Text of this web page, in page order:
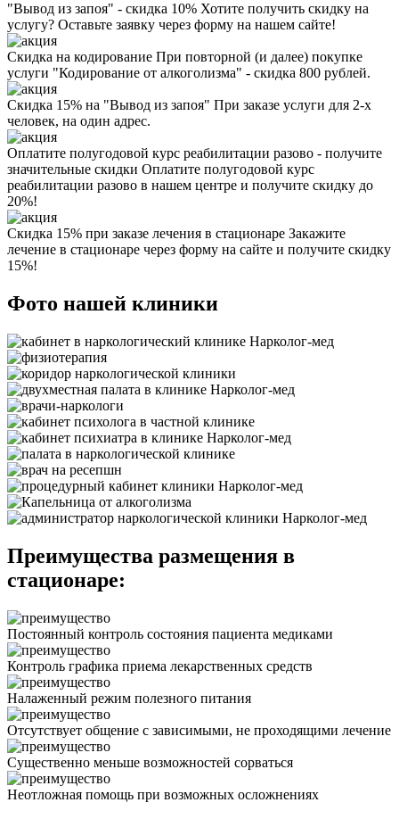
"Вывод из запоя" - скидка 10% Хотите получить скидку на
услугу? Оставьте заявку через форму на нашем сайте!
Скидка на кодирование При повторной (и далее) покупке
услуги "Кодирование от алкоголизма" - скидка 800 рублей.
Скидка 15% на "Вывод из запоя" При заказе услуги для 2-х
человек, на один адрес.
Оплатите полугодовой курс реабилитации разово - получите
значительные скидки Оплатите полугодовой курс
реабилитации разово в нашем центре и получите скидку до
20%!
Скидка 15% при заказе лечения в стационаре Закажите
лечение в стационаре через форму на сайте и получите скидку
15%!
Фото нашей клиники
Преимущества размещения в
стационаре:
Постоянный контроль состояния пациента медиками
Контроль графика приема лекарственных средств
Налаженный режим полезного питания
Отсутствует общение с зависимыми, не проходящими лечение
Существенно меньше возможностей сорваться
Неотложная помощь при возможных осложнениях